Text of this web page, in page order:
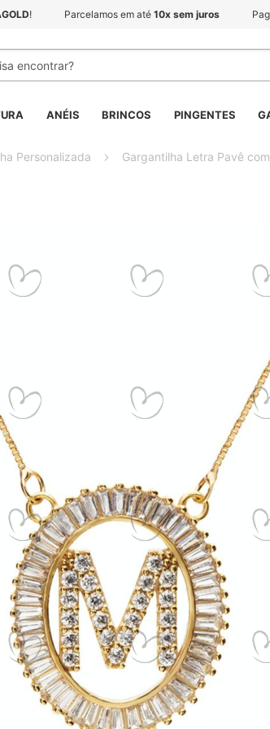
! Parcelamos em até 10x sem juros
ANÉIS BRINCOS PINGENTES
Personalizada Gargantilha Letra Pavê